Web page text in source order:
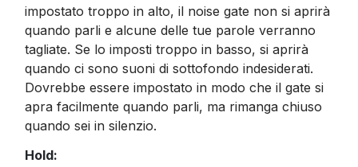
impostato troppo in alto, il noise gate non si aprirà
quando parli e alcune delle tue parole verranno
tagliate. Se lo imposti troppo in basso, si aprirà
quando ci sono suoni di sottofondo indesiderati.
Dovrebbe essere impostato in modo che il gate si
apra facilmente quando parli, ma rimanga chiuso
quando sei in silenzio.
Hold: